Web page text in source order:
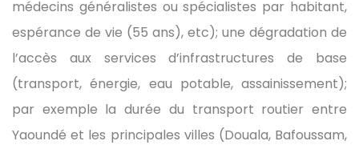
médecins généralistes ou spécialistes par habitant,
espérance de vie (55 ans), etc); une dégradation de
l’accès aux services d’infrastructures de base
(transport, énergie, eau potable, assainissement);
par exemple la durée du transport routier entre
Yaoundé et les principales villes (Douala, Bafoussam,